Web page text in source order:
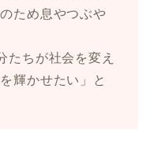
ため息やつぶや
ちが社会を変え
輝かせたい」と